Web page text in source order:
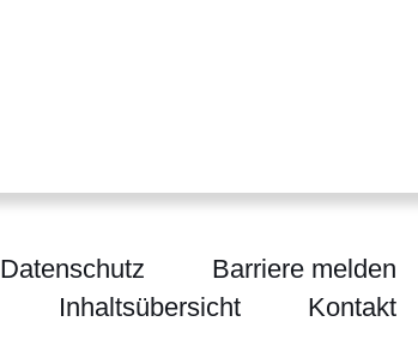
Datenschutz
Barriere melden
Inhaltsübersicht
Kontakt